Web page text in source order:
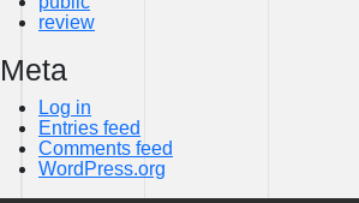
review
Meta
Log in
Entries feed
Comments feed
WordPress.org